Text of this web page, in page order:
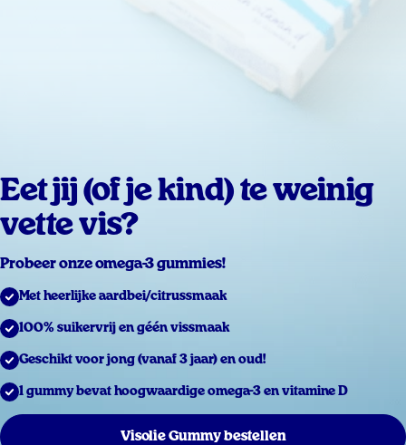
Eet jij (of je kind) te weinig
vette vis?
Probeer onze omega-3 gummies!
Met heerlijke aardbei/citrussmaak
100% suikervrij en géén vissmaak
Geschikt voor jong (vanaf 3 jaar) en oud!
1 gummy bevat hoogwaardige omega-3 en vitamine D
Visolie Gummy bestellen